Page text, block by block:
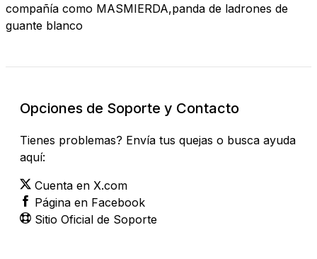
compañía como MASMIERDA,panda de ladrones de
guante blanco
Opciones de Soporte y Contacto
Tienes problemas? Envía tus quejas o busca ayuda
aquí:
Cuenta en X.com
Página en Facebook
Sitio Oficial de Soporte